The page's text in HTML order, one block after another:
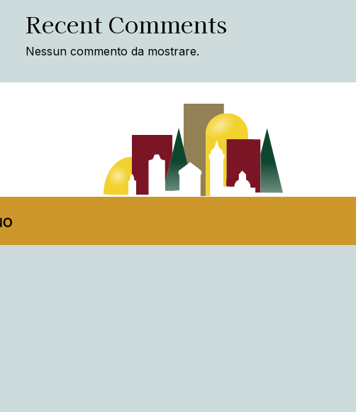
Recent Comments
Nessun commento da mostrare.